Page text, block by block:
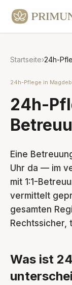
Startseite›24h-
24h-Pflege in
24h-
Eine
Uhr da — im
mit 1:1-
vermittelt
gesamten
Rechtssicher,
Was ist